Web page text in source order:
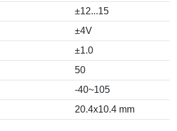
±12...15
±4V
±1.0
50
-40~105
20.4x10.4 mm